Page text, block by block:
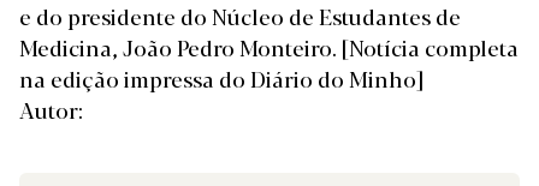
e do presidente do Núcleo de Estudantes de
Medicina, João Pedro Monteiro. [Notícia completa
na edição impressa do Diário do Minho]
Autor: